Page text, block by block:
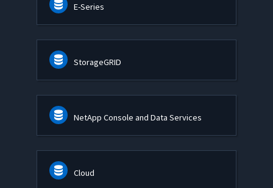
E-Series
StorageGRID
NetApp Console and Data Services
Cloud